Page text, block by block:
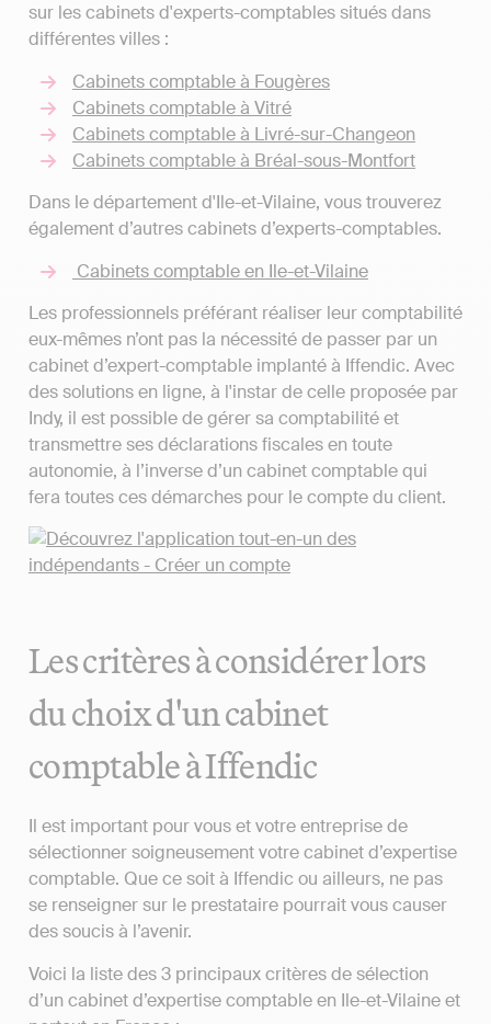
sur les cabinets d'experts-comptables situés dans
différentes villes :
Cabinets comptable à Fougères
Cabinets comptable à Vitré
Cabinets comptable à Livré-sur-Changeon
Cabinets comptable à Bréal-sous-Montfort
Dans le département d'Ile-et-Vilaine, vous trouverez
également d’autres cabinets d’experts-comptables.
Cabinets comptable en Ile-et-Vilaine
Les professionnels préférant réaliser leur comptabilité
eux-mêmes n’ont pas la nécessité de passer par un
cabinet d’expert-comptable implanté à Iffendic. Avec
des solutions en ligne, à l'instar de celle proposée par
Indy, il est possible de gérer sa comptabilité et
transmettre ses déclarations fiscales en toute
autonomie, à l’inverse d’un cabinet comptable qui
fera toutes ces démarches pour le compte du client.
Les critères à considérer lors
du choix d'un cabinet
comptable à Iffendic
Il est important pour vous et votre entreprise de
sélectionner soigneusement votre cabinet d’expertise
comptable. Que ce soit à Iffendic ou ailleurs, ne pas
se renseigner sur le prestataire pourrait vous causer
des soucis à l’avenir.
Voici la liste des 3 principaux critères de sélection
d’un cabinet d’expertise comptable en Ile-et-Vilaine et